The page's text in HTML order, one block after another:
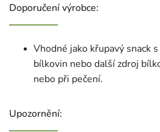
Doporučení výrobce:
Vhodné jako křupavý snack
bílkovin nebo další zdroj
nebo při pečení.
Upozornění: